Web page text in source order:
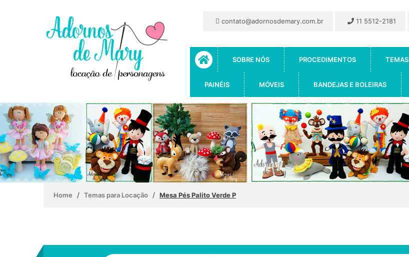
contato@adornosdemary.com.br 11 5512-2181
SOBRE NÓS PROCEDIMENTOS TEMAS
PAINÉIS MÓVEIS BANDEJAS E BOLEIRAS
Home / Temas para Locação / Mesa Pés Palito Verde P